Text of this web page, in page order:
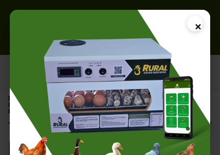
×
Página Inicial |
Bem-Estar de Pintinhos: A Base Para Uma Criação Saudável e
Produtiva
Bem-Estar de